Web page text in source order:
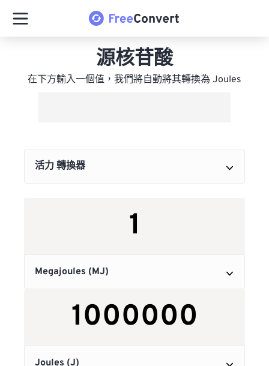
源核苷酸
在下方輸入一個值，我們將自動將其轉換為 Joules